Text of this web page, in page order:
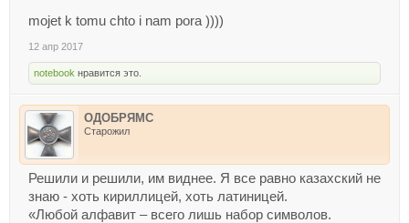
mojet k tomu chto i nam pora ))))
12 апр 2017
notebook нравится это.
ОДОБРЯМС
Старожил
Решили и решили, им виднее. Я все равно казахский не
знаю - хоть кириллицей, хоть латиницей.
«Любой алфавит – всего лишь набор символов.